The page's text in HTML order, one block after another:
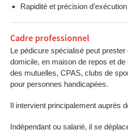
Rapidité et précision d’exécution
Cadre professionnel
Le pédicure spécialisé peut
domicile, en maison de repos et
des mutuelles, CPAS, clubs de
pour personnes handicapées.
Il intervient principalement auprès
Indépendant ou salarié, il se